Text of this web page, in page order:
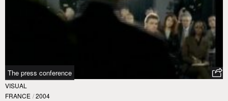
The press conference
VISUAL
FRANCE / 2004